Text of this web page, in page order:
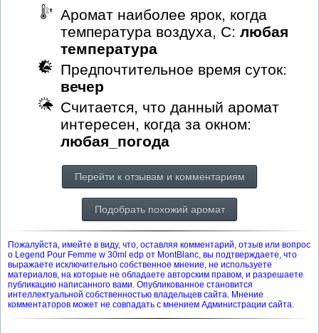
Аромат наиболее ярок, когда
температура воздуха, С: любая
температура
Предпочтительное время суток:
вечер
Считается, что данный аромат
интересен, когда за окном:
любая_погода
Перейти к отзывам и комментариям
Подобрать похожий аромат
Пожалуйста, имейте в виду, что, оставляя комментарий, отзыв или вопрос
о Legend Pour Femme w 30ml edp от MontBlanc, вы подтверждаете, что
выражаете исключительно собственное мнение, не используете
материалов, на которые не обладаете авторским правом, и разрешаете
публикацию написанного вами. Опубликованное становится
интеллектуальной собственностью владельцев сайта. Мнение
комментаторов может не совпадать с мнением Администрации сайта.